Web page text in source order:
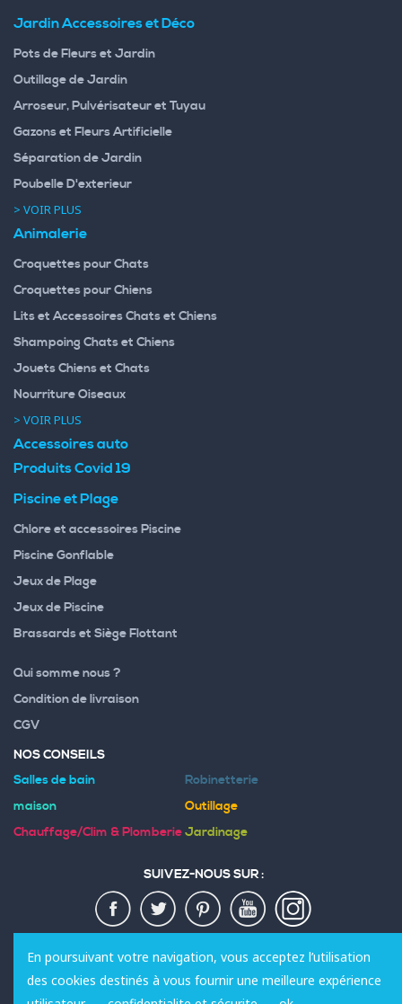
Jardin Accessoires et Déco
Pots de Fleurs et Jardin
Outillage de Jardin
Arroseur, Pulvérisateur et Tuyau
Gazons et Fleurs Artificielle
Séparation de Jardin
Poubelle D'exterieur
> VOIR PLUS
Animalerie
Croquettes pour Chats
Croquettes pour Chiens
Lits et Accessoires Chats et Chiens
Shampoing Chats et Chiens
Jouets Chiens et Chats
Nourriture Oiseaux
> VOIR PLUS
Accessoires auto
Produits Covid 19
Piscine et Plage
Chlore et accessoires Piscine
Piscine Gonflable
Jeux de Plage
Jeux de Piscine
Brassards et Siège Flottant
Qui somme nous ?
Condition de livraison
CGV
NOS CONSEILS
Salles de bain
Robinetterie
maison
Outillage
Chauffage/Clim & PlomberieJardinage
SUIVEZ-NOUS SUR :
MODES DE PAIEMENT :
En poursuivant votre navigation, vous acceptez l’utilisation
des cookies destinés à vous fournir une meilleure expérience